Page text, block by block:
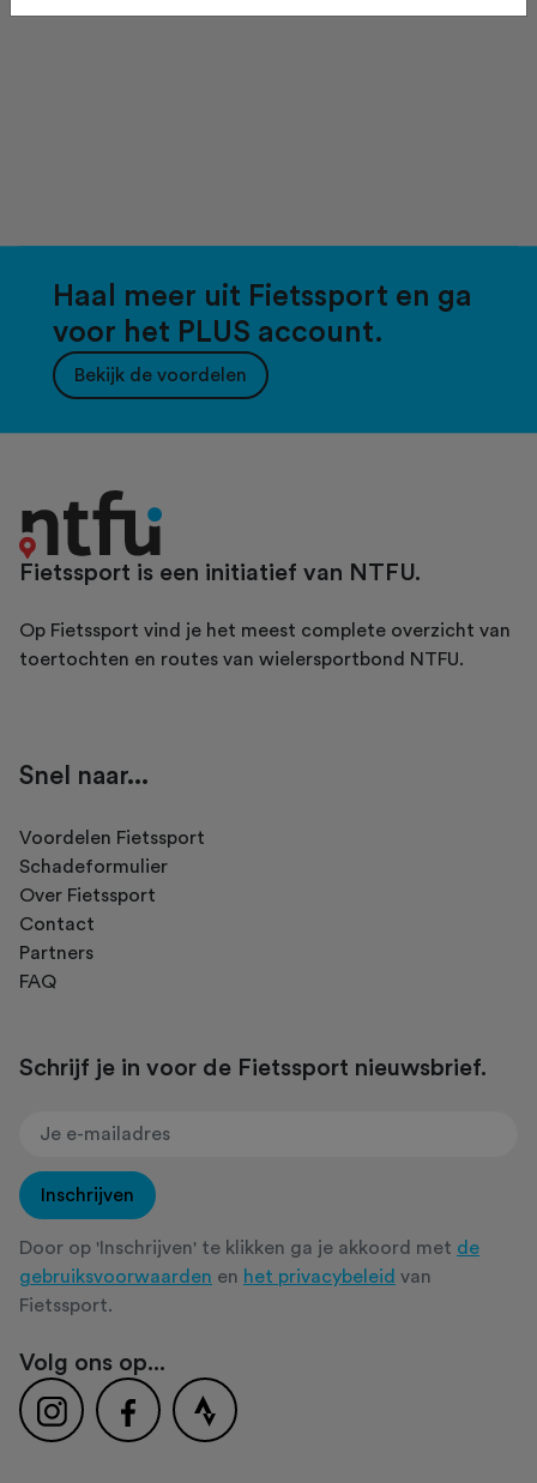
Haal meer uit Fietssport en ga
voor het PLUS account.
Bekijk de voordelen
Fietssport is een initiatief van NTFU.
Op Fietssport vind je het meest complete overzicht van
toertochten en routes van wielersportbond NTFU.
Snel naar...
Voordelen Fietssport
Schadeformulier
Over Fietssport
Contact
Partners
FAQ
Schrijf je in voor de Fietssport nieuwsbrief.
Inschrijven
Door op 'Inschrijven' te klikken ga je akkoord met de
gebruiksvoorwaarden en het privacybeleid van
Fietssport.
Volg ons op...